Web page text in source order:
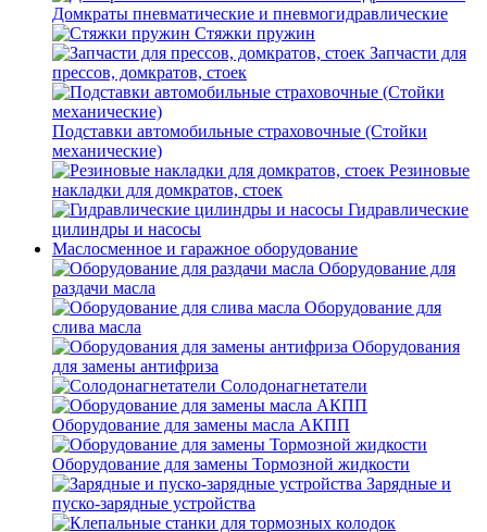
Домкраты пневматические и пневмогидравлические
Стяжки пружин
Запчасти для
прессов, домкратов, стоек
Подставки автомобильные страховочные (Стойки
механические)
Резиновые
накладки для домкратов, стоек
Гидравлические
цилиндры и насосы
Маслосменное и гаражное оборудование
Оборудование для
раздачи масла
Оборудование для
слива масла
Оборудования
для замены антифриза
Солодонагнетатели
Оборудование для замены масла АКПП
Оборудование для замены Тормозной жидкости
Зарядные и
пуско-зарядные устройства